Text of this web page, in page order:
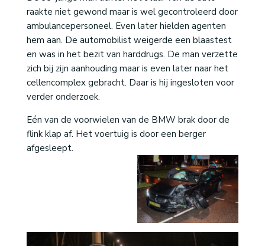
raakte niet gewond maar is wel gecontroleerd door
ambulancepersoneel. Even later hielden agenten
hem aan. De automobilist weigerde een blaastest
en was in het bezit van harddrugs. De man verzette
zich bij zijn aanhouding maar is even later naar het
cellencomplex gebracht. Daar is hij ingesloten voor
verder onderzoek.
Eén van de voorwielen van de BMW brak door de
flink klap af. Het voertuig is door een berger
afgesleept.